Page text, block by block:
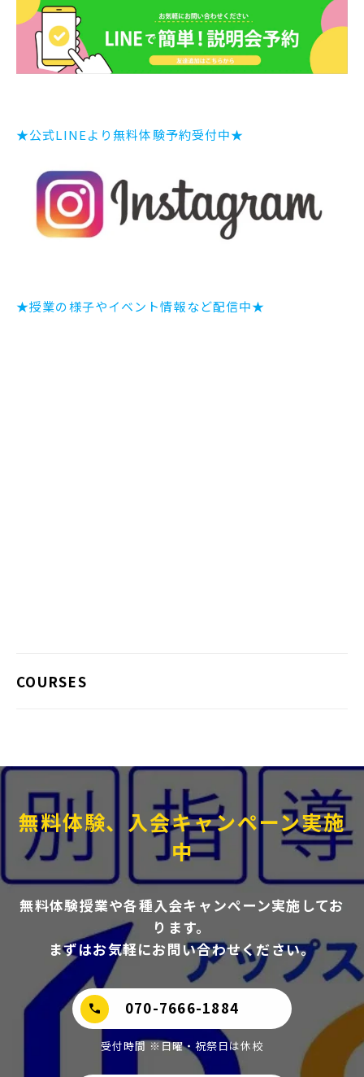
COURSES
★公式LINEより無料体験予約受付中★
★授業の様子やイベント情報など配信中★
無料体験、入会キャンペーン実施
中
無料体験授業や各種入会キャンペーン実施してお
ります。
まずはお気軽にお問い合わせください。
070-7666-1884
call
受付時間 ※日曜・祝祭日は休校